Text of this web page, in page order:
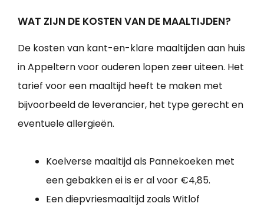
WAT ZIJN DE KOSTEN VAN DE MAALTIJDEN?
De kosten van kant-en-klare maaltijden aan huis
in Appeltern voor ouderen lopen zeer uiteen. Het
tarief voor een maaltijd heeft te maken met
bijvoorbeeld de leverancier, het type gerecht en
eventuele allergieën.
Koelverse maaltijd als Pannekoeken met
een gebakken ei is er al voor €4,85.
Een diepvriesmaaltijd zoals Witlof